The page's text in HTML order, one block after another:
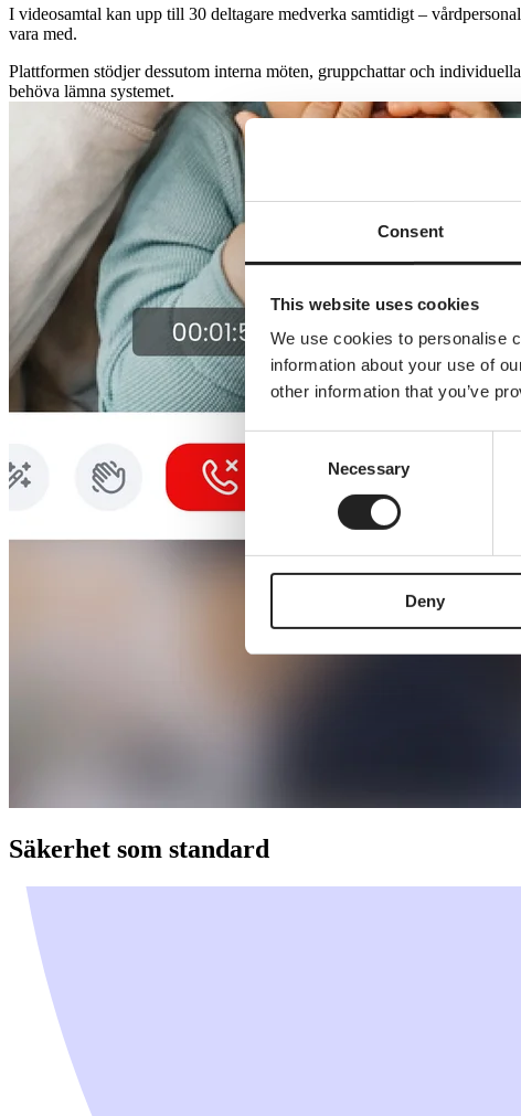
Consent
This website uses cookies
We use cookies to personalise
information about your use of
other information that you’ve
Consent
Necessary
Deny
I videosamtal kan upp till 30 deltagare medverka samtidigt –
vara med.
Plattformen stödjer dessutom interna möten, gruppchattar och
behöva lämna systemet.
Säkerhet som standard